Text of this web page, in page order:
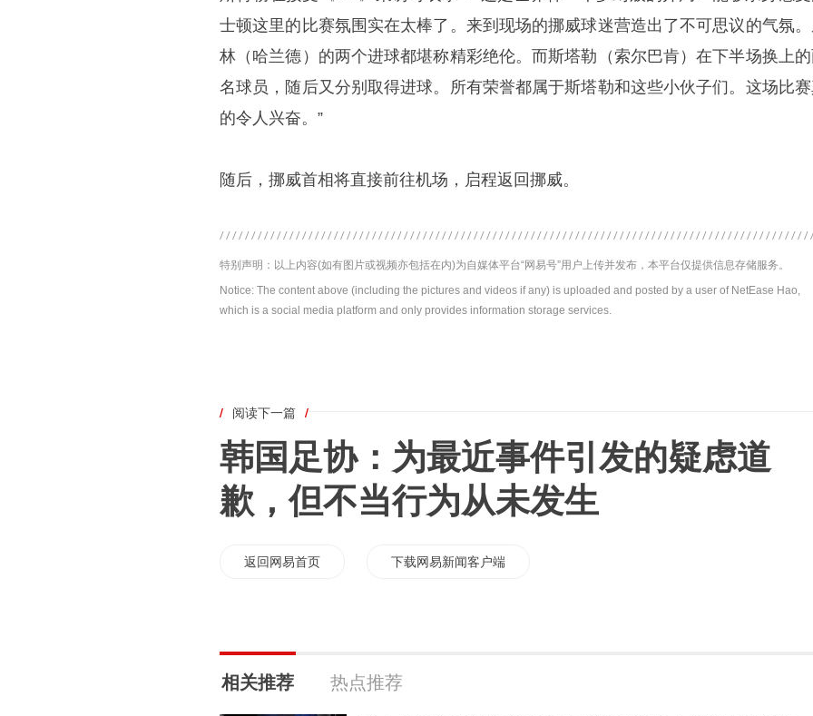
士顿这里的比赛氛围实在太棒了。来到现场的挪威球迷营造出了不可思议的气氛
林（哈兰德）的两个进球都堪称精彩绝伦。而斯塔勒（索尔巴肯）在下半场换上
名球员，随后又分别取得进球。所有荣誉都属于斯塔勒和这些小伙子们。这场比
的令人兴奋。”
随后，挪威首相将直接前往机场，启程返回挪威。
特别声明：以上内容(如有图片或视频亦包括在内)为自媒体平台“网易号”用户上传并发布，本平台仅提供信息存储服务。
Notice: The content above (including the pictures and videos if any) is uploaded and posted by a user of NetEase Hao,
which is a social media platform and only provides information storage services.
/ 阅读下一篇 /
韩国足协：为最近事件引发的疑虑道
歉，但不当行为从未发生
返回网易首页 下载网易新闻客户端
相关推荐 热点推荐